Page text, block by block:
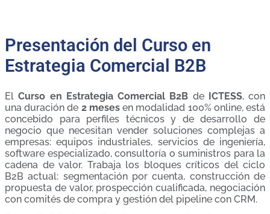
Presentación del Curso en
Estrategia Comercial B2B
ElCurso en Estrategia Comercial B2B de ICTESS, con
una duración de 2 mesesen modalidad 100% online, está
concebido para perfiles técnicos y de desarrollo de
negocio que necesitan vender soluciones complejas a
empresas: equipos industriales, servicios de ingeniería,
software especializado, consultoría o suministros para la
cadena de valor. Trabaja los bloques críticos del ciclo
B2B actual: segmentación por cuenta, construcción de
propuesta de valor, prospección cualificada, negociación
con comités de compra y gestión del pipeline con CRM.